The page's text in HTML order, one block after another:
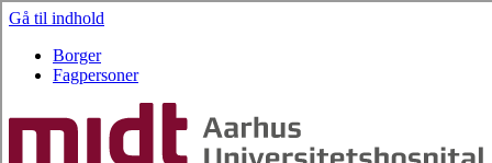
Gå til indhold
Borger
Fagpersoner